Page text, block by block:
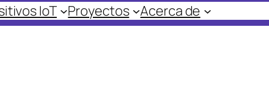
IoT Proyectos Acerca de